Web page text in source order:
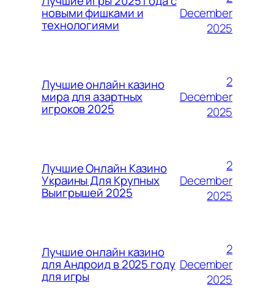
новыми фишками и
технологиями
December
2025
Лучшие онлайн казино
мира для азартных
игроков 2025
2
December
2025
Лучшие Онлайн Казино
Украины Для Крупных
Выигрышей 2025
2
December
2025
Лучшие онлайн казино
для Андроид в 2025 году
для игры
2
December
2025